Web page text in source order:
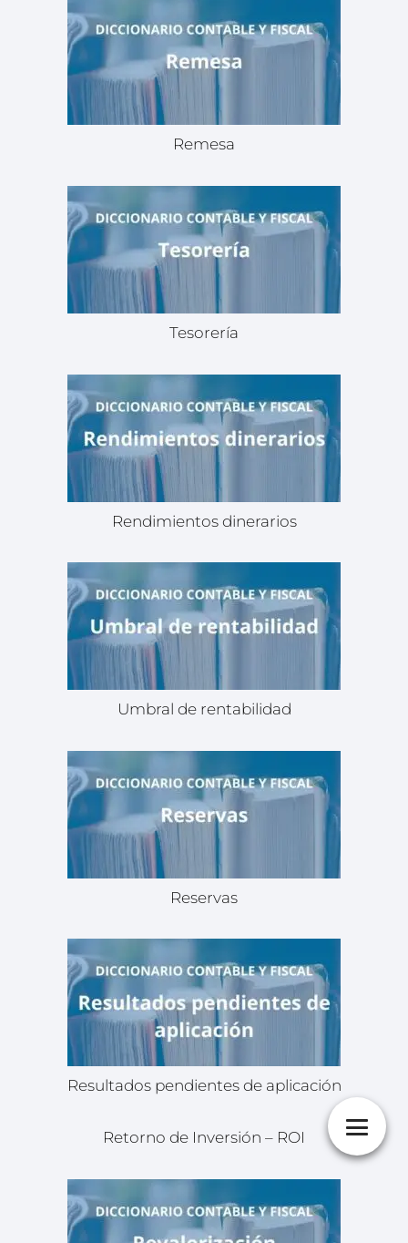
Remesa
Tesorería
Rendimientos dinerarios
Umbral de rentabilidad
Reservas
Resultados pendientes de aplicación
Retorno de Inversión – ROI